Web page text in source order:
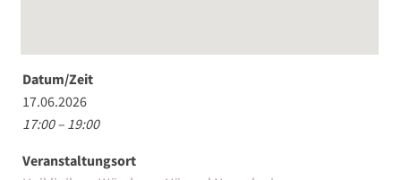
Datum/Zeit
17.06.2026
17:00 – 19:00
Veranstaltungsort